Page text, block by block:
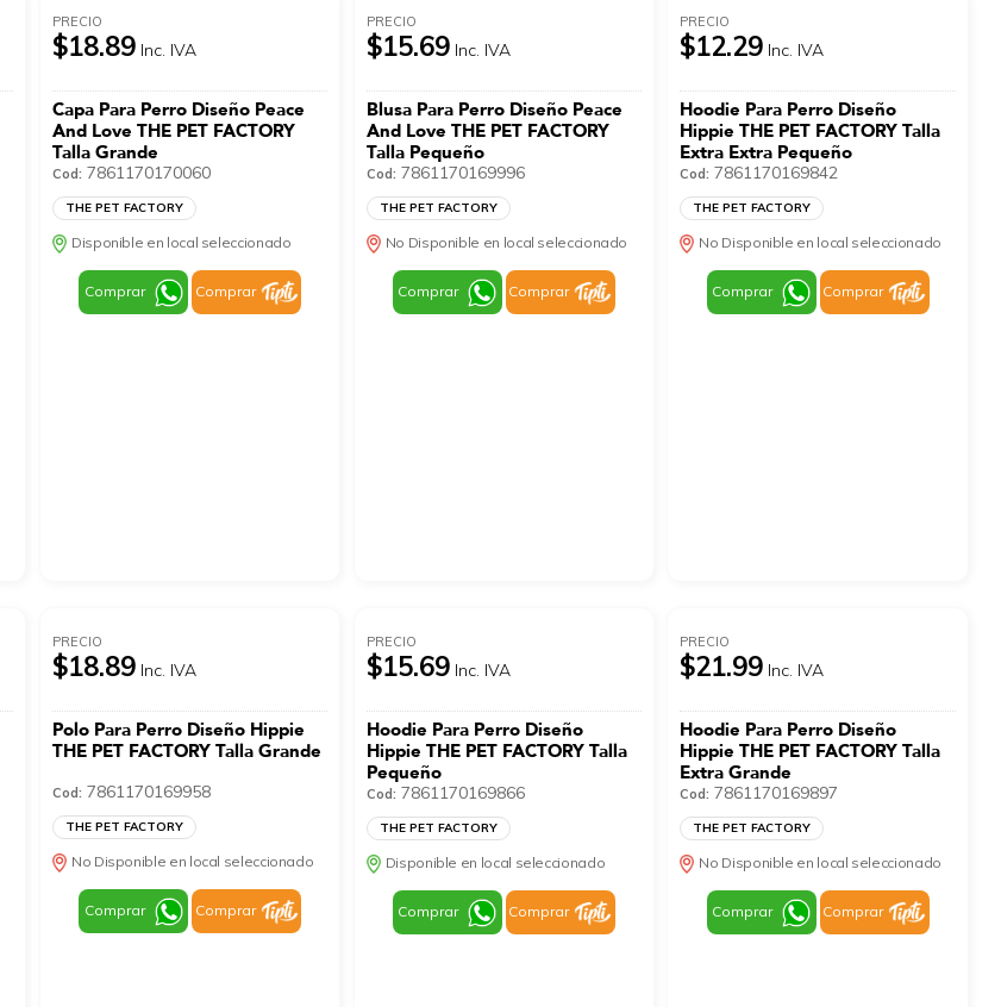
PRECIO
$18.89 Inc. IVA
Capa Para Perro Diseño Peace
And Love THE PET FACTORY
Talla Grande
Cod: 7861170170060
THE PET FACTORY
Disponible en local seleccionado
Comprar Comprar
PRECIO
$15.69 Inc. IVA
Blusa Para Perro Diseño Peace
And Love THE PET FACTORY
Talla Pequeño
Cod: 7861170169996
THE PET FACTORY
No Disponible en local seleccionado
Comprar Comprar
PRECIO
$12.29 Inc. IVA
Hoodie Para Perro Diseño
Hippie THE PET FACTORY Talla
Extra Extra Pequeño
Cod: 7861170169842
THE PET FACTORY
No Disponible en local seleccionado
Comprar Comprar
PRECIO
$18.89 Inc. IVA
Polo Para Perro Diseño Hippie
THE PET FACTORY Talla Grande
Cod: 7861170169958
THE PET FACTORY
No Disponible en local seleccionado
Comprar Comprar
PRECIO
$15.69 Inc. IVA
Hoodie Para Perro Diseño
Hippie THE PET FACTORY Talla
Pequeño
Cod: 7861170169866
THE PET FACTORY
Disponible en local seleccionado
Comprar Comprar
PRECIO
$21.99 Inc. IVA
Hoodie Para Perro Diseño
Hippie THE PET FACTORY Talla
Extra Grande
Cod: 7861170169897
THE PET FACTORY
No Disponible en local seleccionado
Comprar Comprar